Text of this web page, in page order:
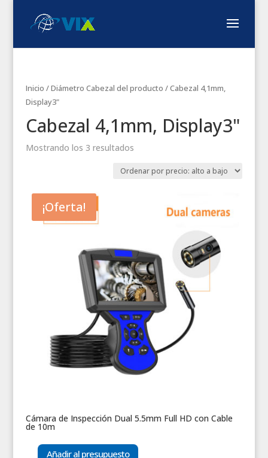
Inicio / Diámetro Cabezal del producto / Cabezal 4,1mm,
Display3"
Cabezal 4,1mm, Display3"
Mostrando los 3 resultados
¡Oferta!
Cámara de Inspección Dual 5.5mm Full HD con Cable
de 10m
Añadir al presupuesto